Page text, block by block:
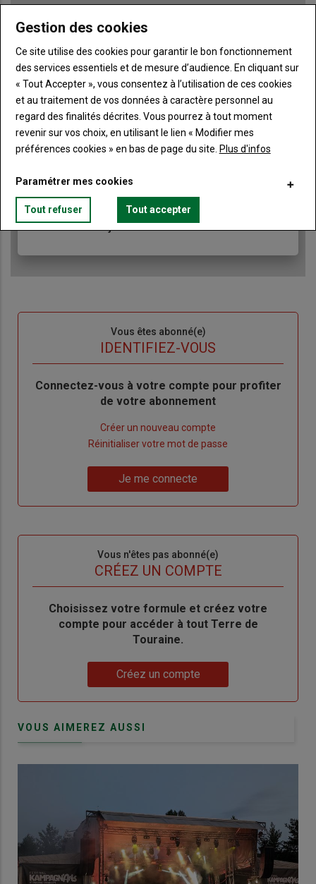
Body A partir de 85€
Lien JE M'ABONNE
à
puce
Consultez le journal Terre de Touraine au format
numérique, sur tous les supports
Ne manquez aucune information grâce à la
Vous êtes abonné(e)
IDENTIFIEZ-VOUS
Body
Connectez-vous à votre compte pour profiter
de votre abonnement
Créer un nouveau compte
de
Réinitialiser votre mot de passe
me
Je me connecte
Vous n'êtes pas abonné(e)
CRÉEZ UN COMPTE
BodyChoisissez votre formule et créez votre
compte pour accéder à tout Terre de
Touraine.
Créez un compte
VOUS AIMEREZ AUSSI
Gestion des cookies
Ce site utilise des cookies pour garantir le bon fonctionnement
des services essentiels et de mesure d’audience. En cliquant sur
« Tout Accepter », vous consentez à l’utilisation de ces cookies
et au traitement de vos données à caractère personnel au
regard des finalités décrites. Vous pourrez à tout moment
revenir sur vos choix, en utilisant le lien « Modifier mes
préférences cookies » en bas de page du site. Plus d'infos
Paramétrer mes cookies
Tout refuser Tout accepter